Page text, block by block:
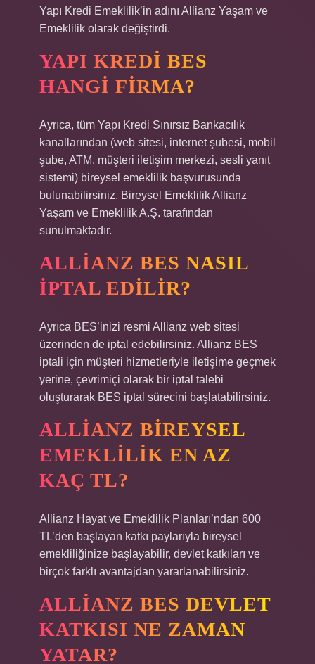
Yapı Kredi Emeklilik’in adını Allianz Yaşam ve
Emeklilik olarak değiştirdi.
YAPI KREDI BES
HANGI FIRMA?
Ayrıca, tüm Yapı Kredi Sınırsız Bankacılık
kanallarından (web sitesi, internet şubesi, mobil
şube, ATM, müşteri iletişim merkezi, sesli yanıt
sistemi) bireysel emeklilik başvurusunda
bulunabilirsiniz. Bireysel Emeklilik Allianz
Yaşam ve Emeklilik A.Ş. tarafından
sunulmaktadır.
ALLIANZ BES NASIL
IPTAL EDILIR?
Ayrıca BES’inizi resmi Allianz web sitesi
üzerinden de iptal edebilirsiniz. Allianz BES
iptali için müşteri hizmetleriyle iletişime geçmek
yerine, çevrimiçi olarak bir iptal talebi
oluşturarak BES iptal sürecini başlatabilirsiniz.
ALLIANZ BIREYSEL
EMEKLILIK EN AZ
KAÇ TL?
Allianz Hayat ve Emeklilik Planları’ndan 600
TL’den başlayan katkı paylarıyla bireysel
emekliliğinize başlayabilir, devlet katkıları ve
birçok farklı avantajdan yararlanabilirsiniz.
ALLIANZ BES DEVLET
KATKISI NE ZAMAN
YATAR?